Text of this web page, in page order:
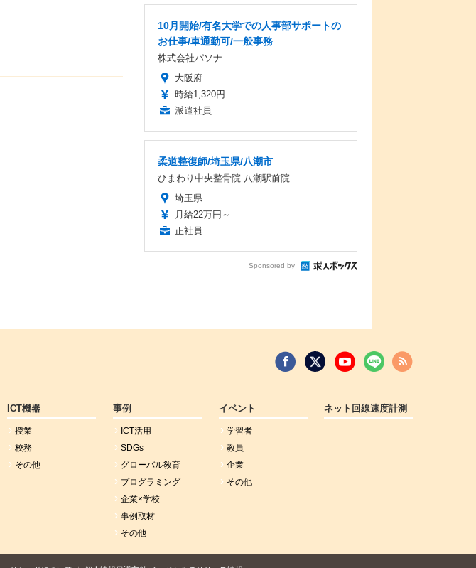
10月開始/有名大学での人事部サポートの
お仕事/車通勤可/一般事務
株式会社パソナ
大阪府
時給1,320円
派遣社員
柔道整復師/埼玉県/八潮市
ひまわり中央整骨院 八潮駅前院
埼玉県
月給22万円～
正社員
Sponsored by
ICT機器
授業
校務
その他
事例
ICT活用
SDGs
グローバル敎育
プログラミング
企業×学校
事例取材
その他
イベント
学習者
教員
企業
その他
ネット回線速度計測